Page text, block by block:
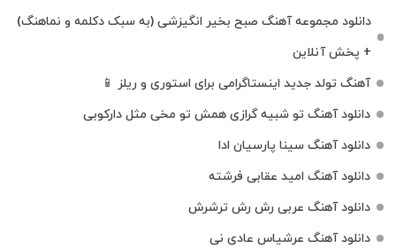
دانلود مجموعه آهنگ صبح بخیر انگیزشی (به سبک دکلمه و نماهنگ)
+ پخش آنلاین
آهنگ تولد جدید اینستاگرامی برای استوری و ریلز 📱
دانلود آهنگ تو شبیه گرازی همش تو مخی مثل دارکوبی
دانلود آهنگ سینا پارسیان ادا
دانلود آهنگ امید عقابی فرشته
دانلود آهنگ عربی رش رش ترشرش
دانلود آهنگ عرشیاس عادی نی